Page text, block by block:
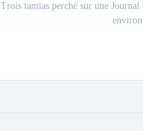
Trois tamias perché sur une